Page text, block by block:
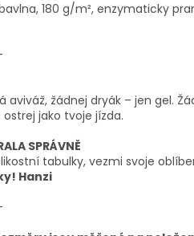
180 g/m², enzymaticky
aviváž, žádnej dryák – jen gel.
jako tvoje jízda.
SPRÁVNĚ
tabulky, vezmi svoje
Hanzi